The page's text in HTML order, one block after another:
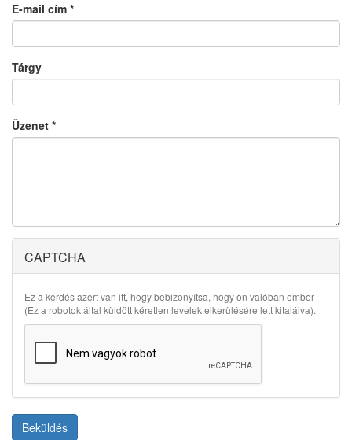
E-mail cím *
Tárgy
Üzenet *
CAPTCHA
Ez a kérdés azért van itt, hogy bebizonyítsa, hogy ön valóban ember
(Ez a robotok által küldött kéretlen levelek elkerülésére lett kitalálva).
Beküldés